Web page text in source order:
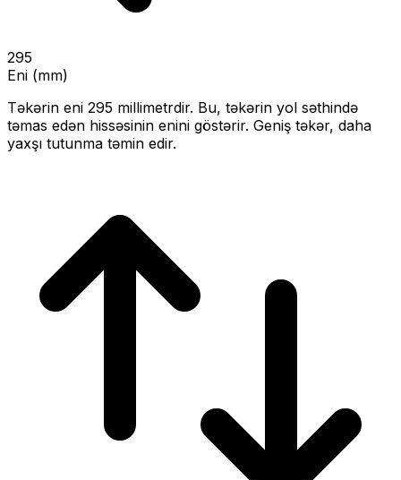
295
Eni (mm)
Təkərin eni 295 millimetrdir. Bu, təkərin yol səthində
təmas edən hissəsinin enini göstərir. Geniş təkər, daha
yaxşı tutunma təmin edir.